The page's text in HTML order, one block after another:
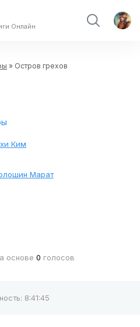
Онлайн
» Остров грехов
Ким
Марат
основе 0 голосов
8:41:45